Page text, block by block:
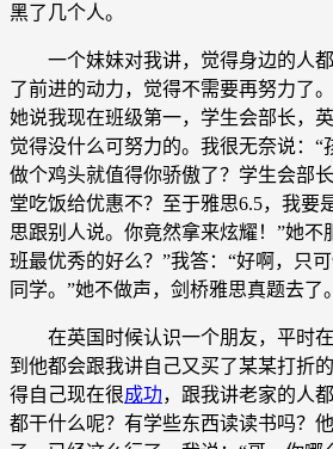
黑了几个人。
一个妹妹对我讲，觉得身边的人都
了前进的动力，觉得不需要再努力了
她说我现在班级第一，学生会部长，
觉得没什么可努力的。我很无奈说：“
做个鸡头就值得你骄傲了？学生会部
堂吃饭给优惠不？至于雅思6.5，我要
思跟别人说。你竟然拿来炫耀！”她不
班最优秀的好么？”我答：“好啊，只
同学。”她不做声，剑桥雅思真题去了。
在英国时候认识一个朋友，平时在
到他都会跟我讲自己又买了某某打折的
得自己现在很成功，跟我讲老家的人
都干什么呢？有学些东西读读书吗？